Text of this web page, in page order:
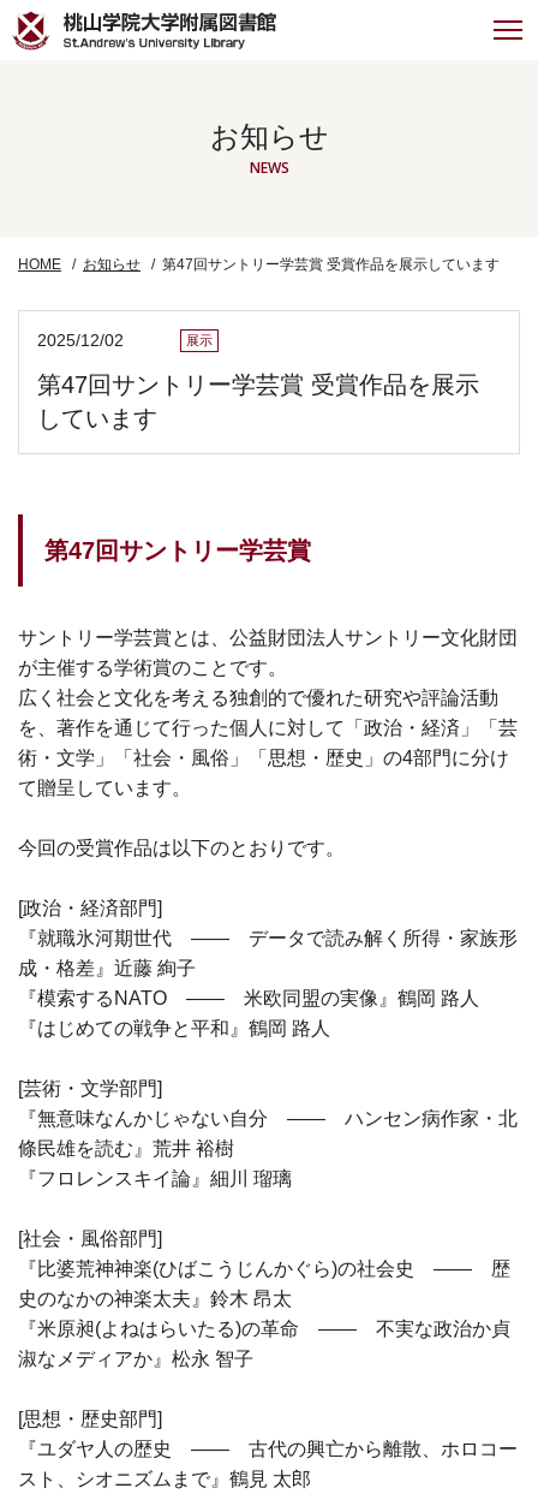
お知らせ
NEWS
HOME お知らせ 第47回サントリー学芸賞 受賞作品を展示しています
2025/12/02 展示
第47回サントリー学芸賞 受賞作品を展示
しています
第47回サントリー学芸賞
サントリー学芸賞とは、公益財団法人サントリー文化財団
が主催する学術賞のことです。
広く社会と文化を考える独創的で優れた研究や評論活動
を、著作を通じて行った個人に対して「政治・経済」「芸
術・文学」「社会・風俗」「思想・歴史」の4部門に分け
て贈呈しています。
今回の受賞作品は以下のとおりです。
[政治・経済部門]
『就職氷河期世代 —— データで読み解く所得・家族形
成・格差』近藤 絢子
『模索するNATO —— 米欧同盟の実像』鶴岡 路人
『はじめての戦争と平和』鶴岡 路人
[芸術・文学部門]
『無意味なんかじゃない自分 —— ハンセン病作家・北
條民雄を読む』荒井 裕樹
『フロレンスキイ論』細川 瑠璃
[社会・風俗部門]
『比婆荒神神楽(ひばこうじんかぐら)の社会史 —— 歴
史のなかの神楽太夫』鈴木 昂太
『米原昶(よねはらいたる)の革命 —— 不実な政治か貞
淑なメディアか』松永 智子
[思想・歴史部門]
『ユダヤ人の歴史 —— 古代の興亡から離散、ホロコー
スト、シオニズムまで』鶴見 太郎